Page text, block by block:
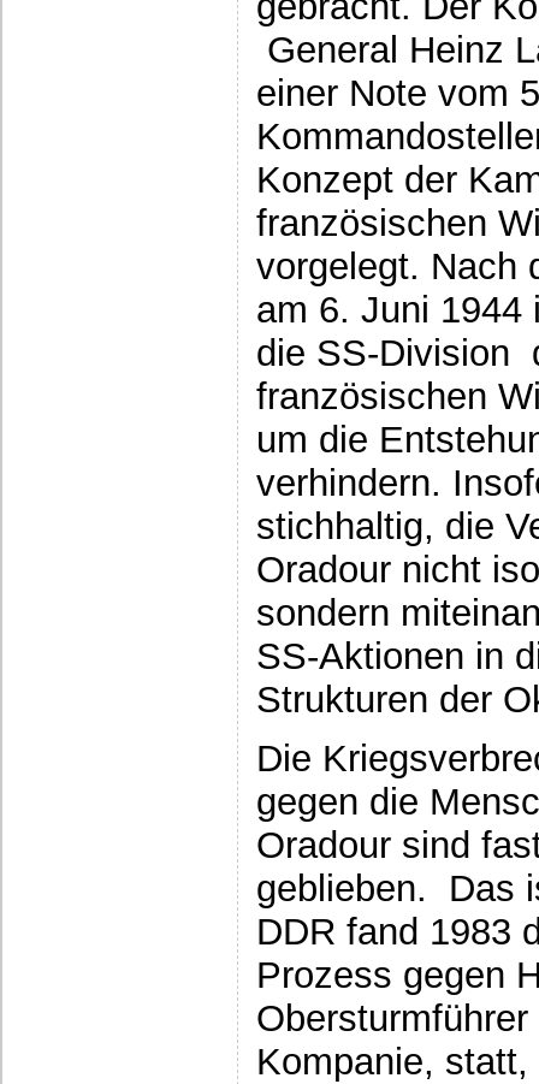
General Heinz
einer Note vom
Konzept der
französischen
vorgelegt. Nach
am 6. Juni 1944
die SS-Division
französischen
um die
verhindern.
stichhaltig, die
Oradour nicht
sondern
SS-Aktionen in
Strukturen der
Die
gegen die
Oradour sind
geblieben. Das
DDR fand 1983
Prozess gegen
Kompanie,